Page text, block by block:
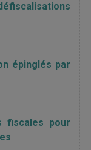
épinglés par
fiscales pour